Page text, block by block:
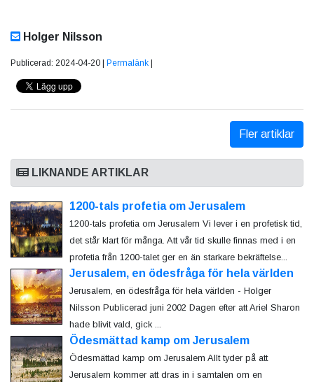
Holger Nilsson
Publicerad: 2024-04-20 | Permalänk
Fler artiklar
LIKNANDE ARTIKLAR
1200-tals profetia om Jerusalem
1200-tals profetia om Jerusalem Vi lever i en profetisk tid,
det står klart för många. Att vår tid skulle finnas med i en
profetia från 1200-talet ger en än starkare bekräftelse...
Jerusalem, en ödesfråga för hela världen
Jerusalem, en ödesfråga för hela världen - Holger
Nilsson Publicerad juni 2002 Dagen efter att Ariel Sharon
hade blivit vald, gick ...
Ödesmättad kamp om Jerusalem
Ödesmättad kamp om Jerusalem Allt tyder på att
Jerusalem kommer att dras in i samtalen om en